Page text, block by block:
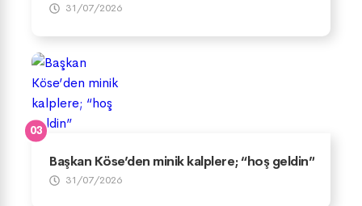
31/07/2026
Başkan Köse’den minik kalplere; “hoş geldin”
31/07/2026